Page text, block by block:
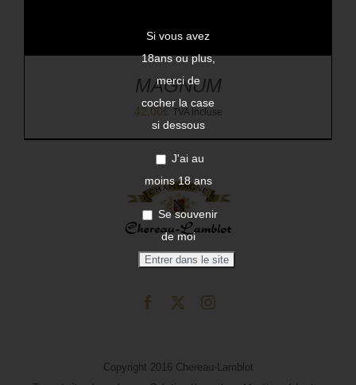
MAGNUM
42,00€ TVA incluse
Copyright 2016 Chereau-Lamblot
Si vous avez
18ans ou plus,
merci de
cocher la case
si dessous
J'ai au
moins 18 ans
Se souvenir
de moi